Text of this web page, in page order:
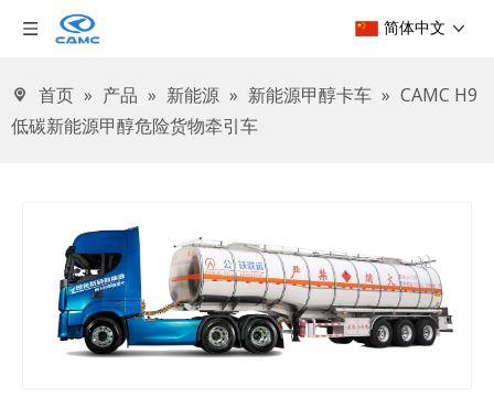
简体中文
首页 » 产品 » 新能源 » 新能源甲醇卡车 » CAMC H9
低碳新能源甲醇危险货物牵引车